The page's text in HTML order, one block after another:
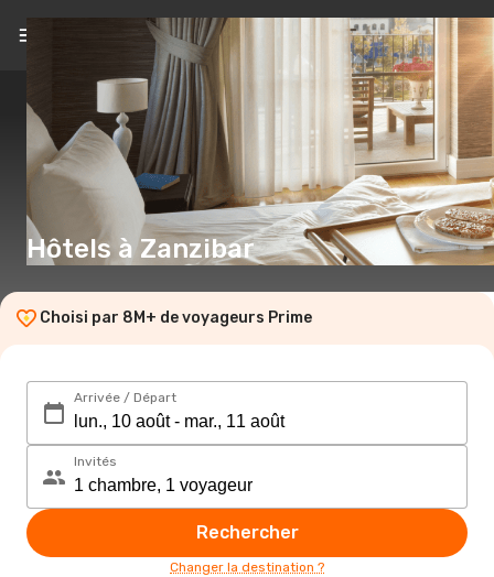
FR(CHF)
Hôtels à Zanzibar
Choisi par 8M+ de voyageurs Prime
Arrivée / Départ
Invités
Rechercher
Changer la destination ?